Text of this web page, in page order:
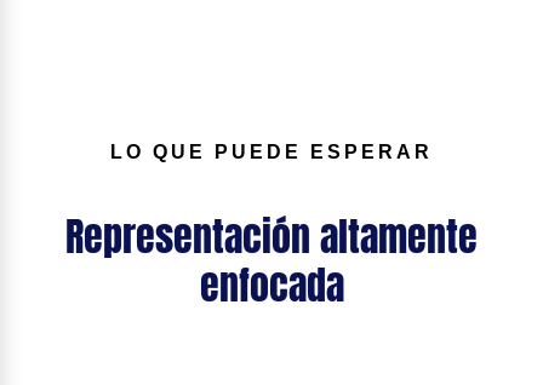
LO QUE PUEDE ESPERAR
Representación altamente
enfocada